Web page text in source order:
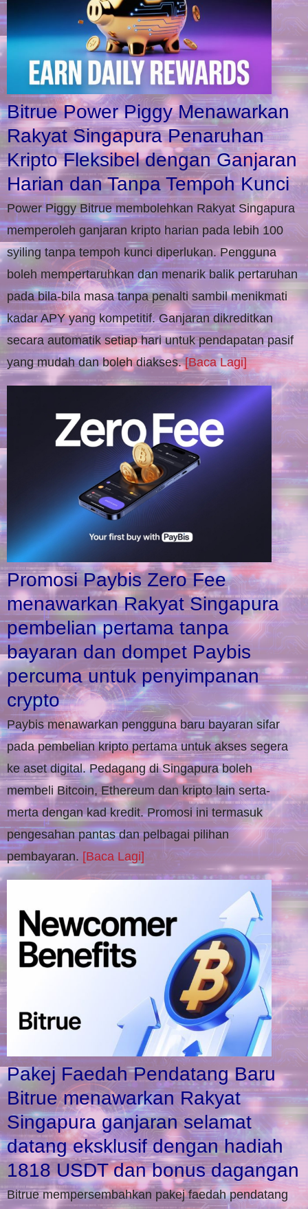
Bitrue Power Piggy Menawarkan
Rakyat Singapura Penaruhan
Kripto Fleksibel dengan Ganjaran
Harian dan Tanpa Tempoh Kunci
Power Piggy Bitrue membolehkan Rakyat Singapura
memperoleh ganjaran kripto harian pada lebih 100
syiling tanpa tempoh kunci diperlukan. Pengguna
boleh mempertaruhkan dan menarik balik pertaruhan
pada bila-bila masa tanpa penalti sambil menikmati
kadar APY yang kompetitif. Ganjaran dikreditkan
secara automatik setiap hari untuk pendapatan pasif
yang mudah dan boleh diakses.[Baca Lagi]
Promosi Paybis Zero Fee
menawarkan Rakyat Singapura
pembelian pertama tanpa
bayaran dan dompet Paybis
percuma untuk penyimpanan
crypto
Paybis menawarkan pengguna baru bayaran sifar
pada pembelian kripto pertama untuk akses segera
ke aset digital. Pedagang di Singapura boleh
membeli Bitcoin, Ethereum dan kripto lain serta-
merta dengan kad kredit. Promosi ini termasuk
pengesahan pantas dan pelbagai pilihan
pembayaran.[Baca Lagi]
Pakej Faedah Pendatang Baru
Bitrue menawarkan Rakyat
Singapura ganjaran selamat
datang eksklusif dengan hadiah
1818 USDT dan bonus dagangan
Bitrue mempersembahkan pakej faedah pendatang